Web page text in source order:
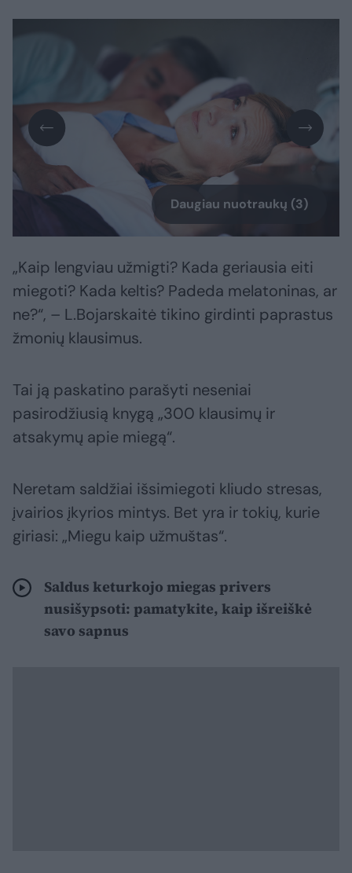
Daugiau nuotraukų (3)
„Kaip lengviau užmigti? Kada geriausia eiti
miegoti? Kada keltis? Padeda melatoninas, ar
ne?“, – L.Bojarskaitė tikino girdinti paprastus
žmonių klausimus.
Tai ją paskatino parašyti neseniai
pasirodžiusią knygą „300 klausimų ir
atsakymų apie miegą“.
Neretam saldžiai išsimiegoti kliudo stresas,
įvairios įkyrios mintys. Bet yra ir tokių, kurie
giriasi: „Miegu kaip užmuštas“.
Saldus keturkojo miegas privers
nusišypsoti: pamatykite, kaip išreiškė
savo sapnus